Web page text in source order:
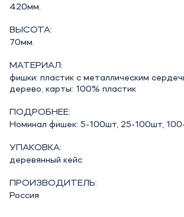
420мм.
ВЫСОТА:
70мм.
МАТЕРИАЛ:
фишки: пластик с металлическим
дерево, карты: 100% пластик
ПОДРОБНЕЕ:
Номинал фишек: 5-100шт, 25-100шт,
УПАКОВКА:
деревянный кейс
ПРОИЗВОДИТЕЛЬ:
Россия